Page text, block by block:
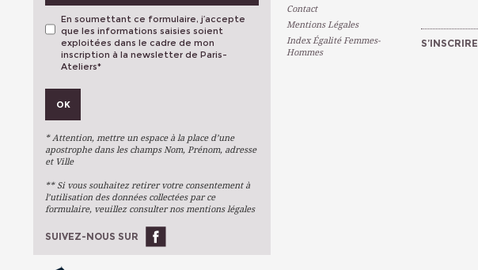
Métiers D'art
Arts Du Texte
Stages Ponctuels
Ateliers À L'année
OK
En soumettant ce formulaire, j’accepte
que les informations saisies soient
exploitées dans le cadre de mon
inscription à la newsletter de Paris-
Ateliers*
OK
* Attention, mettre un espace à la place d’une
apostrophe dans les champs Nom, Prénom, adresse
et Ville
** Si vous souhaitez retirer votre consentement à
l’utilisation des données collectées par ce
formulaire, veuillez consulter nos mentions légales
SUIVEZ-NOUS SUR
Contact
Mentions Légales
Index Égalité Femmes-
Hommes
S’INSCRIRE